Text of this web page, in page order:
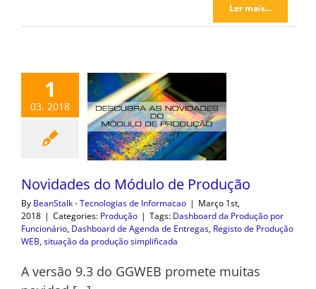
Ler mais...
1
03, 2018
Novidades do Módulo de Produção
By BeanStalk - Tecnologias de Informacao | Março 1st,
2018 | Categories: Produção | Tags: Dashboard da Produção por
Funcionário, Dashboard de Agenda de Entregas, Registo de Produção
WEB,situação da produção simplificada
A versão 9.3 do GGWEB promete muitas